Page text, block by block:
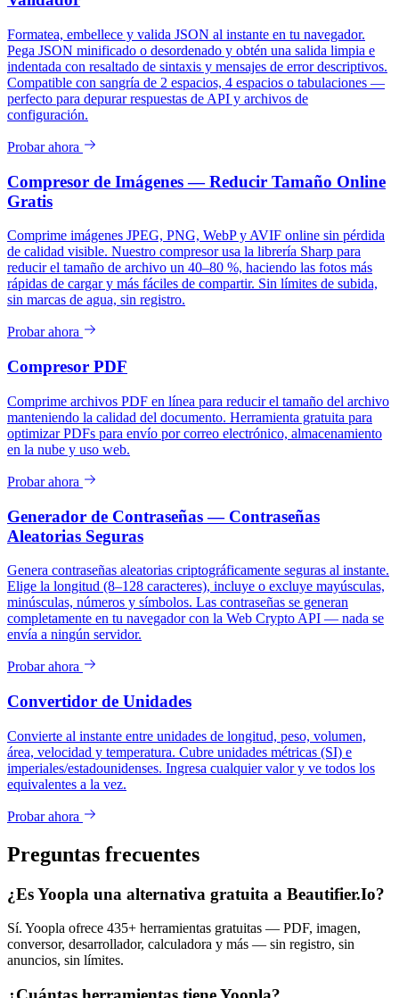
Formatea, embellece y valida JSON al instante en tu navegador.
Pega JSON minificado o desordenado y obtén una salida limpia e
indentada con resaltado de sintaxis y mensajes de error descriptivos.
Compatible con sangría de 2 espacios, 4 espacios o tabulaciones —
perfecto para depurar respuestas de API y archivos de
configuración.
Probar ahora
Compresor de Imágenes — Reducir Tamaño Online
Gratis
Comprime imágenes JPEG, PNG, WebP y AVIF online sin pérdida
de calidad visible. Nuestro compresor usa la librería Sharp para
reducir el tamaño de archivo un 40–80 %, haciendo las fotos más
rápidas de cargar y más fáciles de compartir. Sin límites de subida,
sin marcas de agua, sin registro.
Probar ahora
Compresor PDF
Comprime archivos PDF en línea para reducir el tamaño del archivo
manteniendo la calidad del documento. Herramienta gratuita para
optimizar PDFs para envío por correo electrónico, almacenamiento
en la nube y uso web.
Probar ahora
Generador de Contraseñas — Contraseñas
Aleatorias Seguras
Genera contraseñas aleatorias criptográficamente seguras al instante.
Elige la longitud (8–128 caracteres), incluye o excluye mayúsculas,
minúsculas, números y símbolos. Las contraseñas se generan
completamente en tu navegador con la Web Crypto API — nada se
envía a ningún servidor.
Probar ahora
Convertidor de Unidades
Convierte al instante entre unidades de longitud, peso, volumen,
área, velocidad y temperatura. Cubre unidades métricas (SI) e
imperiales/estadounidenses. Ingresa cualquier valor y ve todos los
equivalentes a la vez.
Probar ahora
Preguntas frecuentes
¿Es Yoopla una alternativa gratuita a Beautifier.Io?
Sí. Yoopla ofrece 435+ herramientas gratuitas — PDF, imagen,
conversor, desarrollador, calculadora y más — sin registro, sin
anuncios, sin límites.